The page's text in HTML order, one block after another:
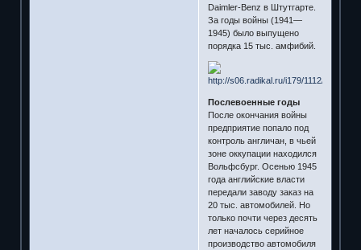
Daimler-Benz в Штутгарте.
За годы войны (1941—
1945) было выпущено
порядка 15 тыс. амфибий.
Послевоенные годы
После окончания войны
предприятие попало под
контроль англичан, в чьей
зоне оккупации находился
Вольфсбург. Осенью 1945
года английские власти
передали заводу заказ на
20 тыс. автомобилей. Но
только почти через десять
лет началось серийное
производство автомобиля